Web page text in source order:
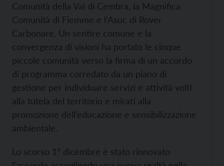
Comunità della Val di Cembra, la Magnifica
Comunità di Fiemme e l’Asuc di Rover
Carbonare. Un sentire comune e la
convergenza di visioni ha portato le cinque
piccole comunità verso la firma di un accordo
di programma corredato da un piano di
gestione per individuare servizi e attività volti
alla tutela del territorio e mirati alla
promozione dell’educazione e sensibilizzazione
ambientale.
Lo scorso 1° dicembre è stato rinnovato